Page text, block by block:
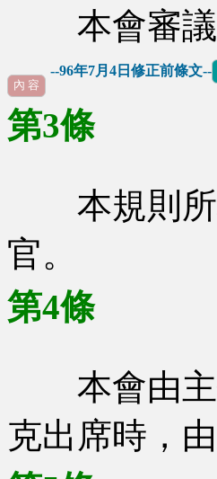
本會審議
--96年7月4日修正前條文--
內 容
第3條
本規則所
官。
第4條
本會由主
克出席時，